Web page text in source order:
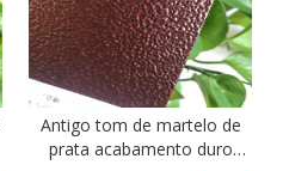
Antigo tom de martelo de
prata acabamento duro